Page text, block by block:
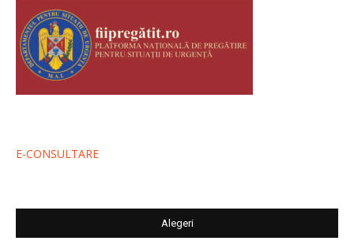
E-CONSULTARE
Alegeri